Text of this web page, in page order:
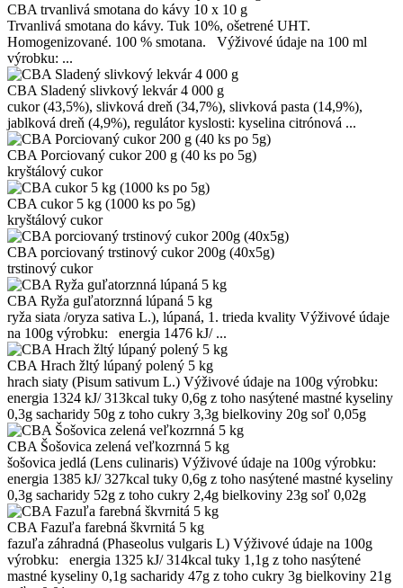
CBA trvanlivá smotana do kávy 10 x 10 g
Trvanlivá smotana do kávy. Tuk 10%, ošetrené UHT.
Homogenizované. 100 % smotana. Výživové údaje na 100 ml
výrobku: ...
CBA Sladený slivkový lekvár 4 000 g
cukor (43,5%), slivková dreň (34,7%), slivková pasta (14,9%),
jablková dreň (4,9%), regulátor kyslosti: kyselina citrónová ...
CBA Porciovaný cukor 200 g (40 ks po 5g)
kryštálový cukor
CBA cukor 5 kg (1000 ks po 5g)
kryštálový cukor
CBA porciovaný trstinový cukor 200g (40x5g)
trstinový cukor
CBA Ryža guľatorznná lúpaná 5 kg
ryža siata /oryza sativa L.), lúpaná, 1. trieda kvality Výživové údaje
na 100g výrobku: energia 1476 kJ/ ...
CBA Hrach žltý lúpaný polený 5 kg
hrach siaty (Pisum sativum L.) Výživové údaje na 100g výrobku:
energia 1324 kJ/ 313kcal tuky 0,6g z toho nasýtené mastné kyseliny
0,3g sacharidy 50g z toho cukry 3,3g bielkoviny 20g soľ 0,05g
CBA Šošovica zelená veľkozrnná 5 kg
šošovica jedlá (Lens culinaris) Výživové údaje na 100g výrobku:
energia 1385 kJ/ 327kcal tuky 0,6g z toho nasýtené mastné kyseliny
0,3g sacharidy 52g z toho cukry 2,4g bielkoviny 23g soľ 0,02g
CBA Fazuľa farebná škvrnitá 5 kg
fazuľa záhradná (Phaseolus vulgaris L) Výživové údaje na 100g
výrobku: energia 1325 kJ/ 314kcal tuky 1,1g z toho nasýtené
mastné kyseliny 0,1g sacharidy 47g z toho cukry 3g bielkoviny 21g